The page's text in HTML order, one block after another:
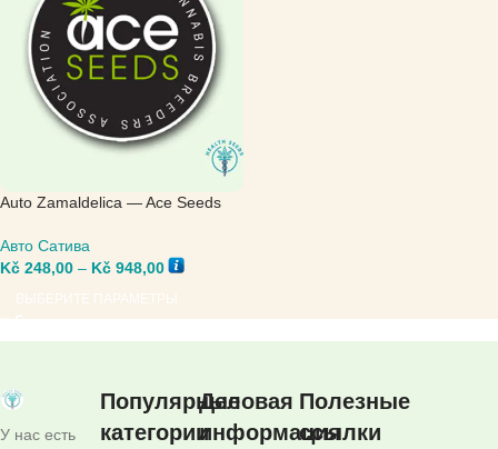
Auto Zamaldelica — Ace Seeds
Авто Сатива
Kč 248,00 – Kč 948,00
У нас есть
Популярные
категории
Деловая
информация
Полезные
ссылки